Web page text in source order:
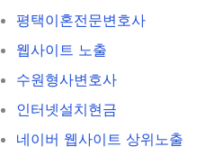
평택이혼전문변호사
웹사이트 노출
수원형사변호사
인터넷설치현금
네이버 웹사이트 상위노출